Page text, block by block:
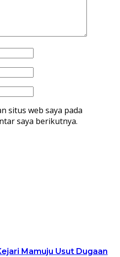
situs web saya pada
saya berikutnya.
Mamuju Usut Dugaan